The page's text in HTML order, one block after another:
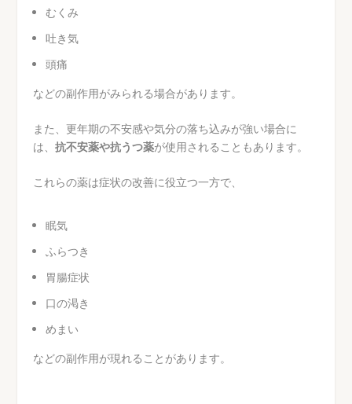
むくみ
吐き気
頭痛
などの副作用がみられる場合があります。
また、更年期の不安感や気分の落ち込みが強い場合に
は、抗不安薬や抗うつ薬が使用されることもあります。
これらの薬は症状の改善に役立つ一方で、
眠気
ふらつき
胃腸症状
口の渇き
めまい
などの副作用が現れることがあります。